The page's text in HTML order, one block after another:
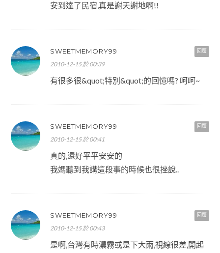
安到達了民宿,真是謝天謝地啊!!
回覆
SWEETMEMORY99
2010-12-15 於 00:39
有很多很&quot;特別&quot;的回憶嗎? 呵呵~
回覆
SWEETMEMORY99
2010-12-15 於 00:41
真的,還好平平安安的
我媽聽到我講這段事的時候也很挫說..
回覆
SWEETMEMORY99
2010-12-15 於 00:43
是啊,台灣有時濃霧或是下大雨,視線很差,開起